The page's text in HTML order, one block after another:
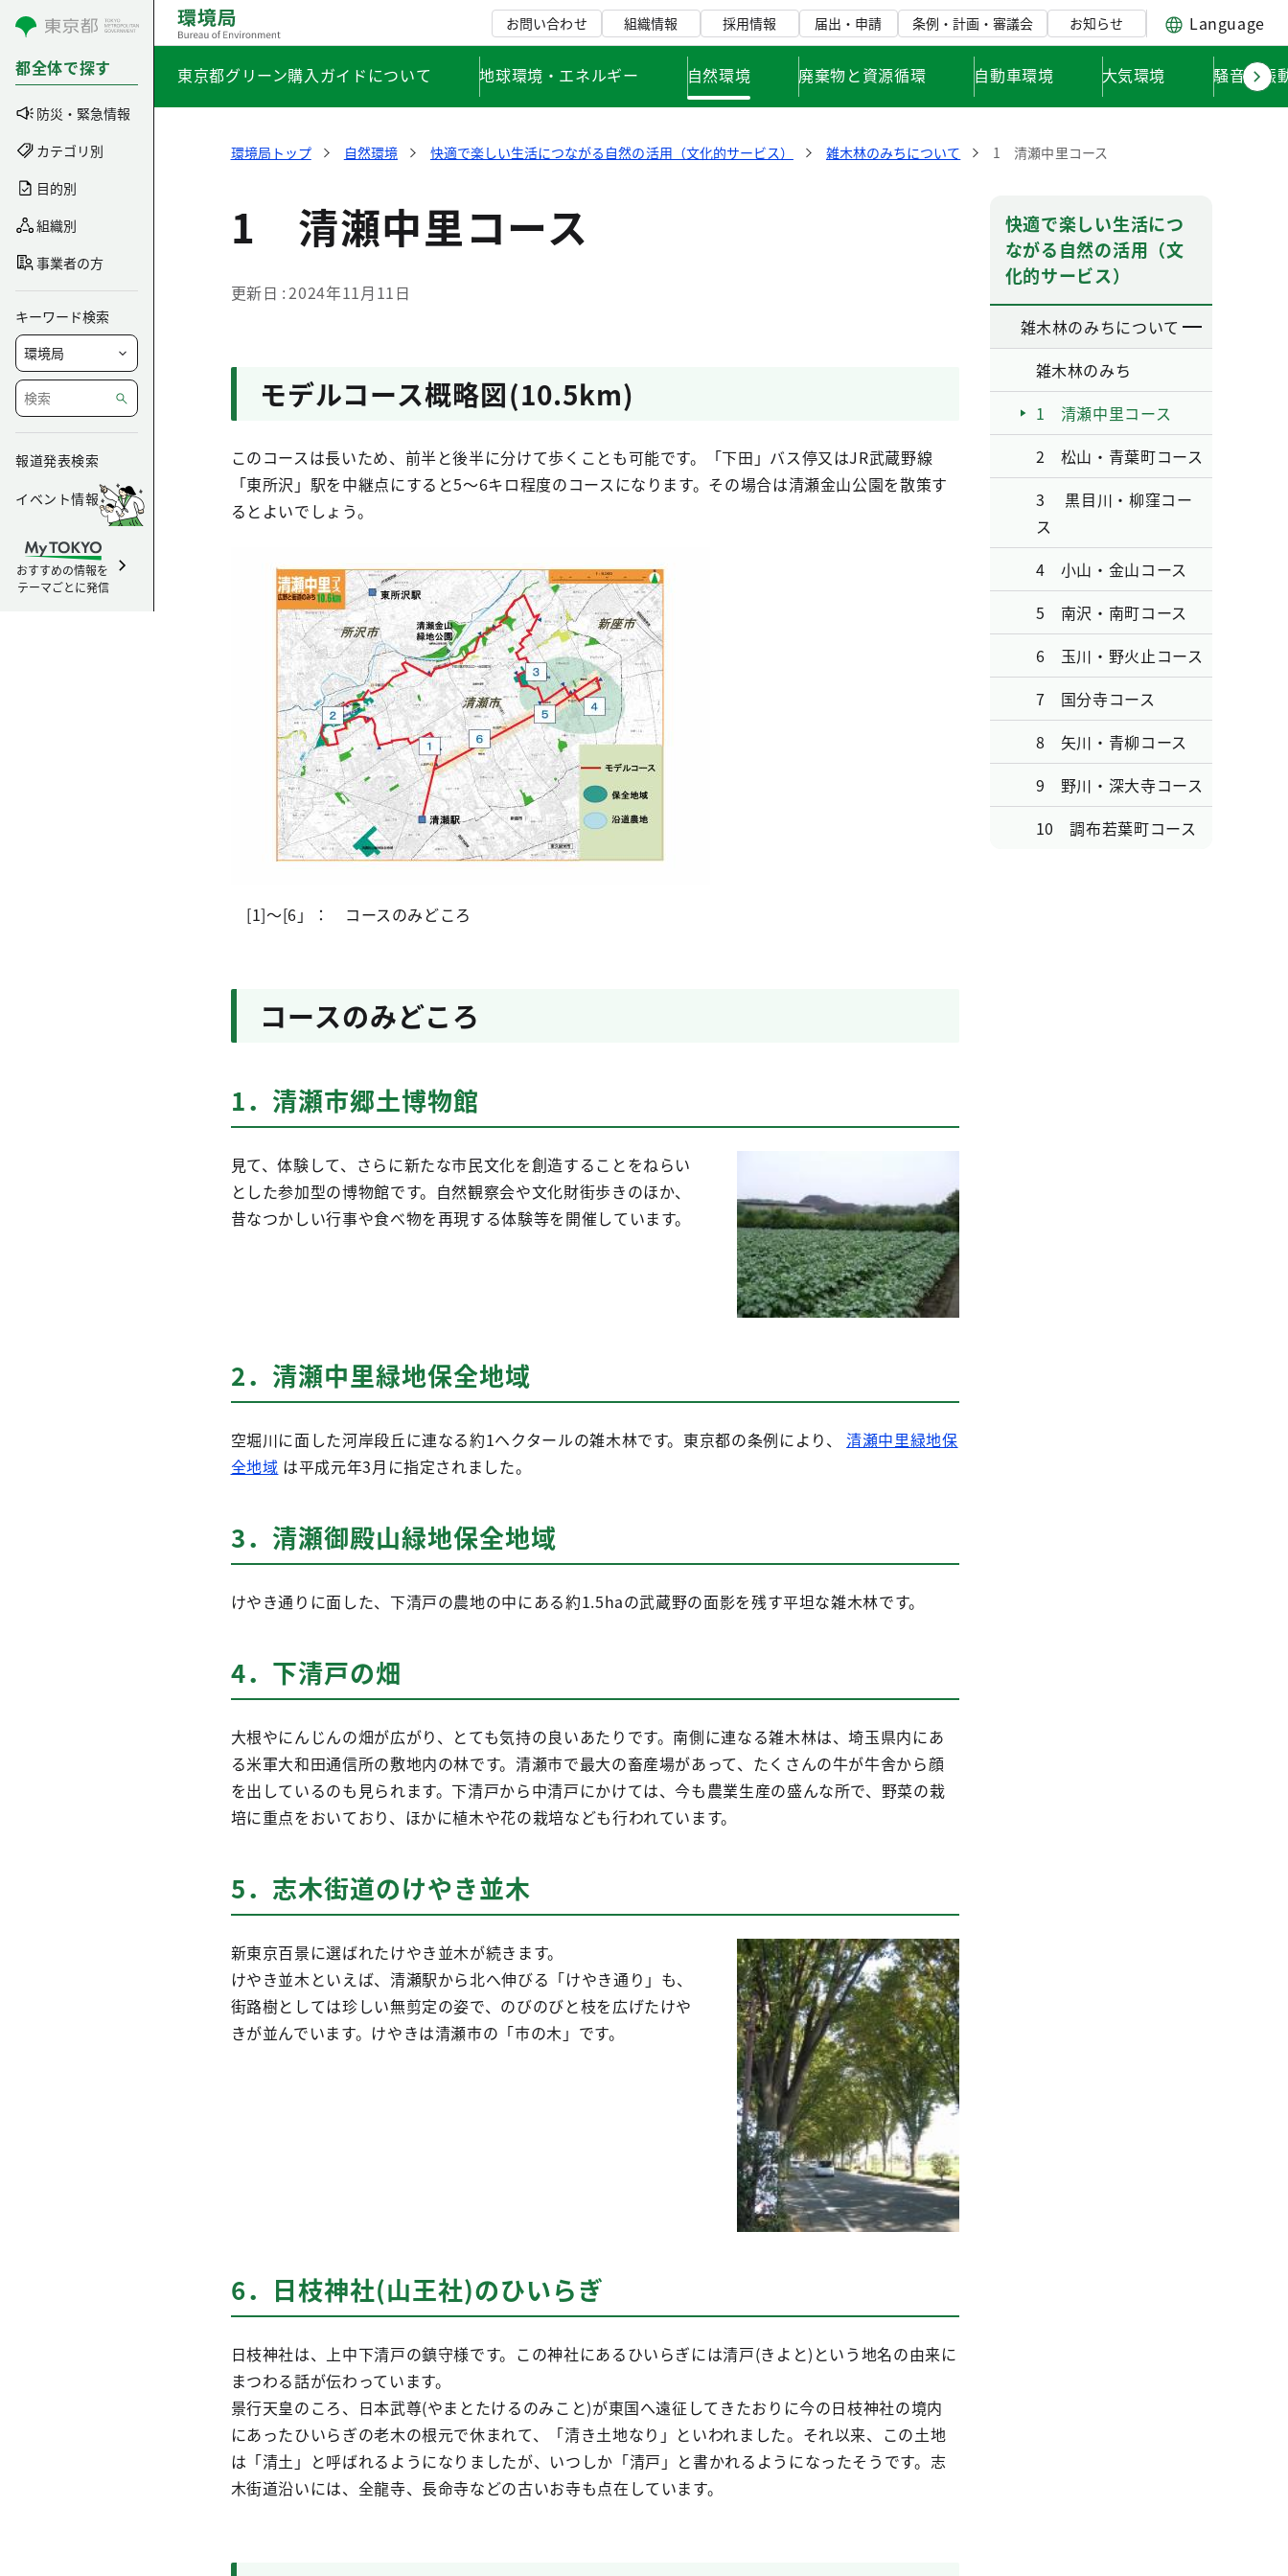
コンテンツにスキップ
都全体で探す
防災・緊急情報
カテゴリ別
目的別
組織別
事業者の方
キーワード検索
報道発表検索
イベント情報
おすすめの情報を
テーマごとに発信
お問い合わせ 組織情報 採用情報 届出・申請 条例・計画・審議会 お知らせ Language
東京都グリーン購入ガイドについて 地球環境・エネルギー 自然環境 廃棄物と資源循環 自動車環境 大気環境 騒音・振
環境局トップ 自然環境 快適で楽しい生活につながる自然の活用（文化的サービス） 雑木林のみちについて 1 清瀬中里コース
1 清瀬中里コース
更新日 2024年11月11日
モデルコース概略図(10.5km)
このコースは長いため、前半と後半に分けて歩くことも可能です。「下田」バス停又はJR武蔵野線
「東所沢」駅を中継点にすると5～6キロ程度のコースになります。その場合は清瀬金山公園を散策す
るとよいでしょう。
[1]～[6」： コースのみどころ
コースのみどころ
1．清瀬市郷土博物館
見て、体験して、さらに新たな市民文化を創造することをねらい
とした参加型の博物館です。自然観察会や文化財街歩きのほか、
昔なつかしい行事や食べ物を再現する体験等を開催しています。
2．清瀬中里緑地保全地域
空堀川に面した河岸段丘に連なる約1ヘクタールの雑木林です。東京都の条例により、清瀬中里緑地保
全地域 は平成元年3月に指定されました。
3．清瀬御殿山緑地保全地域
けやき通りに面した、下清戸の農地の中にある約1.5haの武蔵野の面影を残す平坦な雑木林です。
4．下清戸の畑
大根やにんじんの畑が広がり、とても気持の良いあたりです。南側に連なる雑木林は、埼玉県内にあ
る米軍大和田通信所の敷地内の林です。清瀬市で最大の畜産場があって、たくさんの牛が牛舎から顔
を出しているのも見られます。下清戸から中清戸にかけては、今も農業生産の盛んな所で、野菜の栽
培に重点をおいており、ほかに植木や花の栽培なども行われています。
5．志木街道のけやき並木
新東京百景に選ばれたけやき並木が続きます。
けやき並木といえば、清瀬駅から北へ伸びる「けやき通り」も、
街路樹としては珍しい無剪定の姿で、のびのびと枝を広げたけや
きが並んでいます。けやきは清瀬市の「市の木」です。
6．日枝神社(山王社)のひいらぎ
日枝神社は、上中下清戸の鎮守様です。この神社にあるひいらぎには清戸(きよと)という地名の由来に
まつわる話が伝わっています。
景行天皇のころ、日本武尊(やまとたけるのみこと)が東国へ遠征してきたおりに今の日枝神社の境内
にあったひいらぎの老木の根元で休まれて、「清き土地なり」といわれました。それ以来、この土地
は「清土」と呼ばれるようになりましたが、いつしか「清戸」と書かれるようになったそうです。志
木街道沿いには、全龍寺、長命寺などの古いお寺も点在しています。
快適で楽しい生活につ
ながる自然の活用（文
化的サービス）
雑木林のみちについて
雑木林のみち
1 清瀬中里コース
2 松山・青葉町コース
3 黒目川・柳窪コー
ス
4 小山・金山コース
5 南沢・南町コース
6 玉川・野火止コース
7 国分寺コース
8 矢川・青柳コース
9 野川・深大寺コース
10 調布若葉町コース